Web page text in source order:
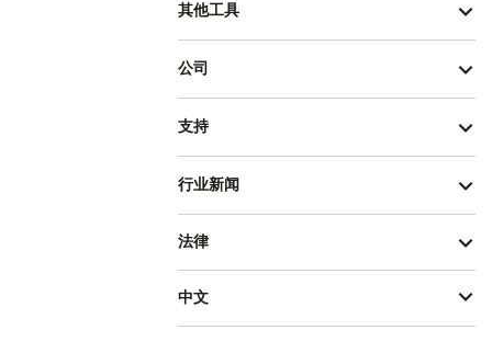
其他工具
公司
支持
行业新闻
法律
中文